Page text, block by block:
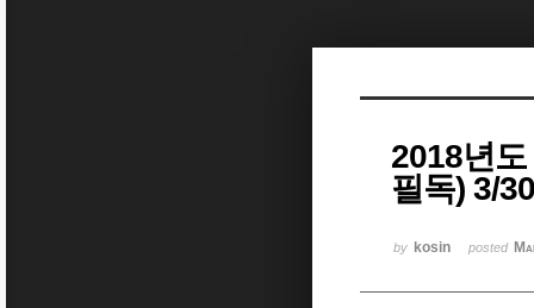
2018년
필독) 3/
by kosin posted
Sketchbook5, 스케치북5
Sketchbook5, 스케치북5